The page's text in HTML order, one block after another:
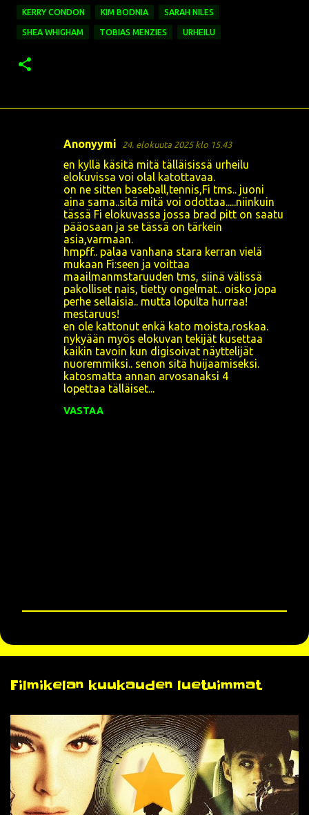
KERRY CONDON KIM BODNIA SARAH NILES
SHEA WHIGHAM TOBIAS MENZIES URHEILU
Anonyymi 24. elokuuta 2025 klo 15.43
en kyllä käsitä mitä tälläisissä urheilu
elokuvissa voi olal katottavaa.
on ne sitten baseball,tennis,Fi tms.. juoni
aina sama..sitä mitä voi odottaa.....niinkuin
tässä Fi elokuvassa jossa brad pitt on saatu
pääosaan ja se tässä on tärkein
asia,varmaan.
hmpff.. palaa vanhana stara kerran vielä
mukaan Fi:seen ja voittaa
maailmanmstaruuden tms, siinä välissä
pakolliset nais, tietty ongelmat.. oisko jopa
perhe sellaisia.. mutta lopulta hurraa!
mestaruus!
en ole kattonut enkä kato moista,roskaa.
nykyään myös elokuvan tekijät kusettaa
kaikin tavoin kun digisoivat näyttelijät
nuoremmiksi.. senon sitä huijaamiseksi.
katosmatta annan arvosanaksi 4
lopettaa tälläiset...
VASTAA
ä
h
t
ä
o
m
m
e
t
i
Filmikelan kuukauden luetuimmat